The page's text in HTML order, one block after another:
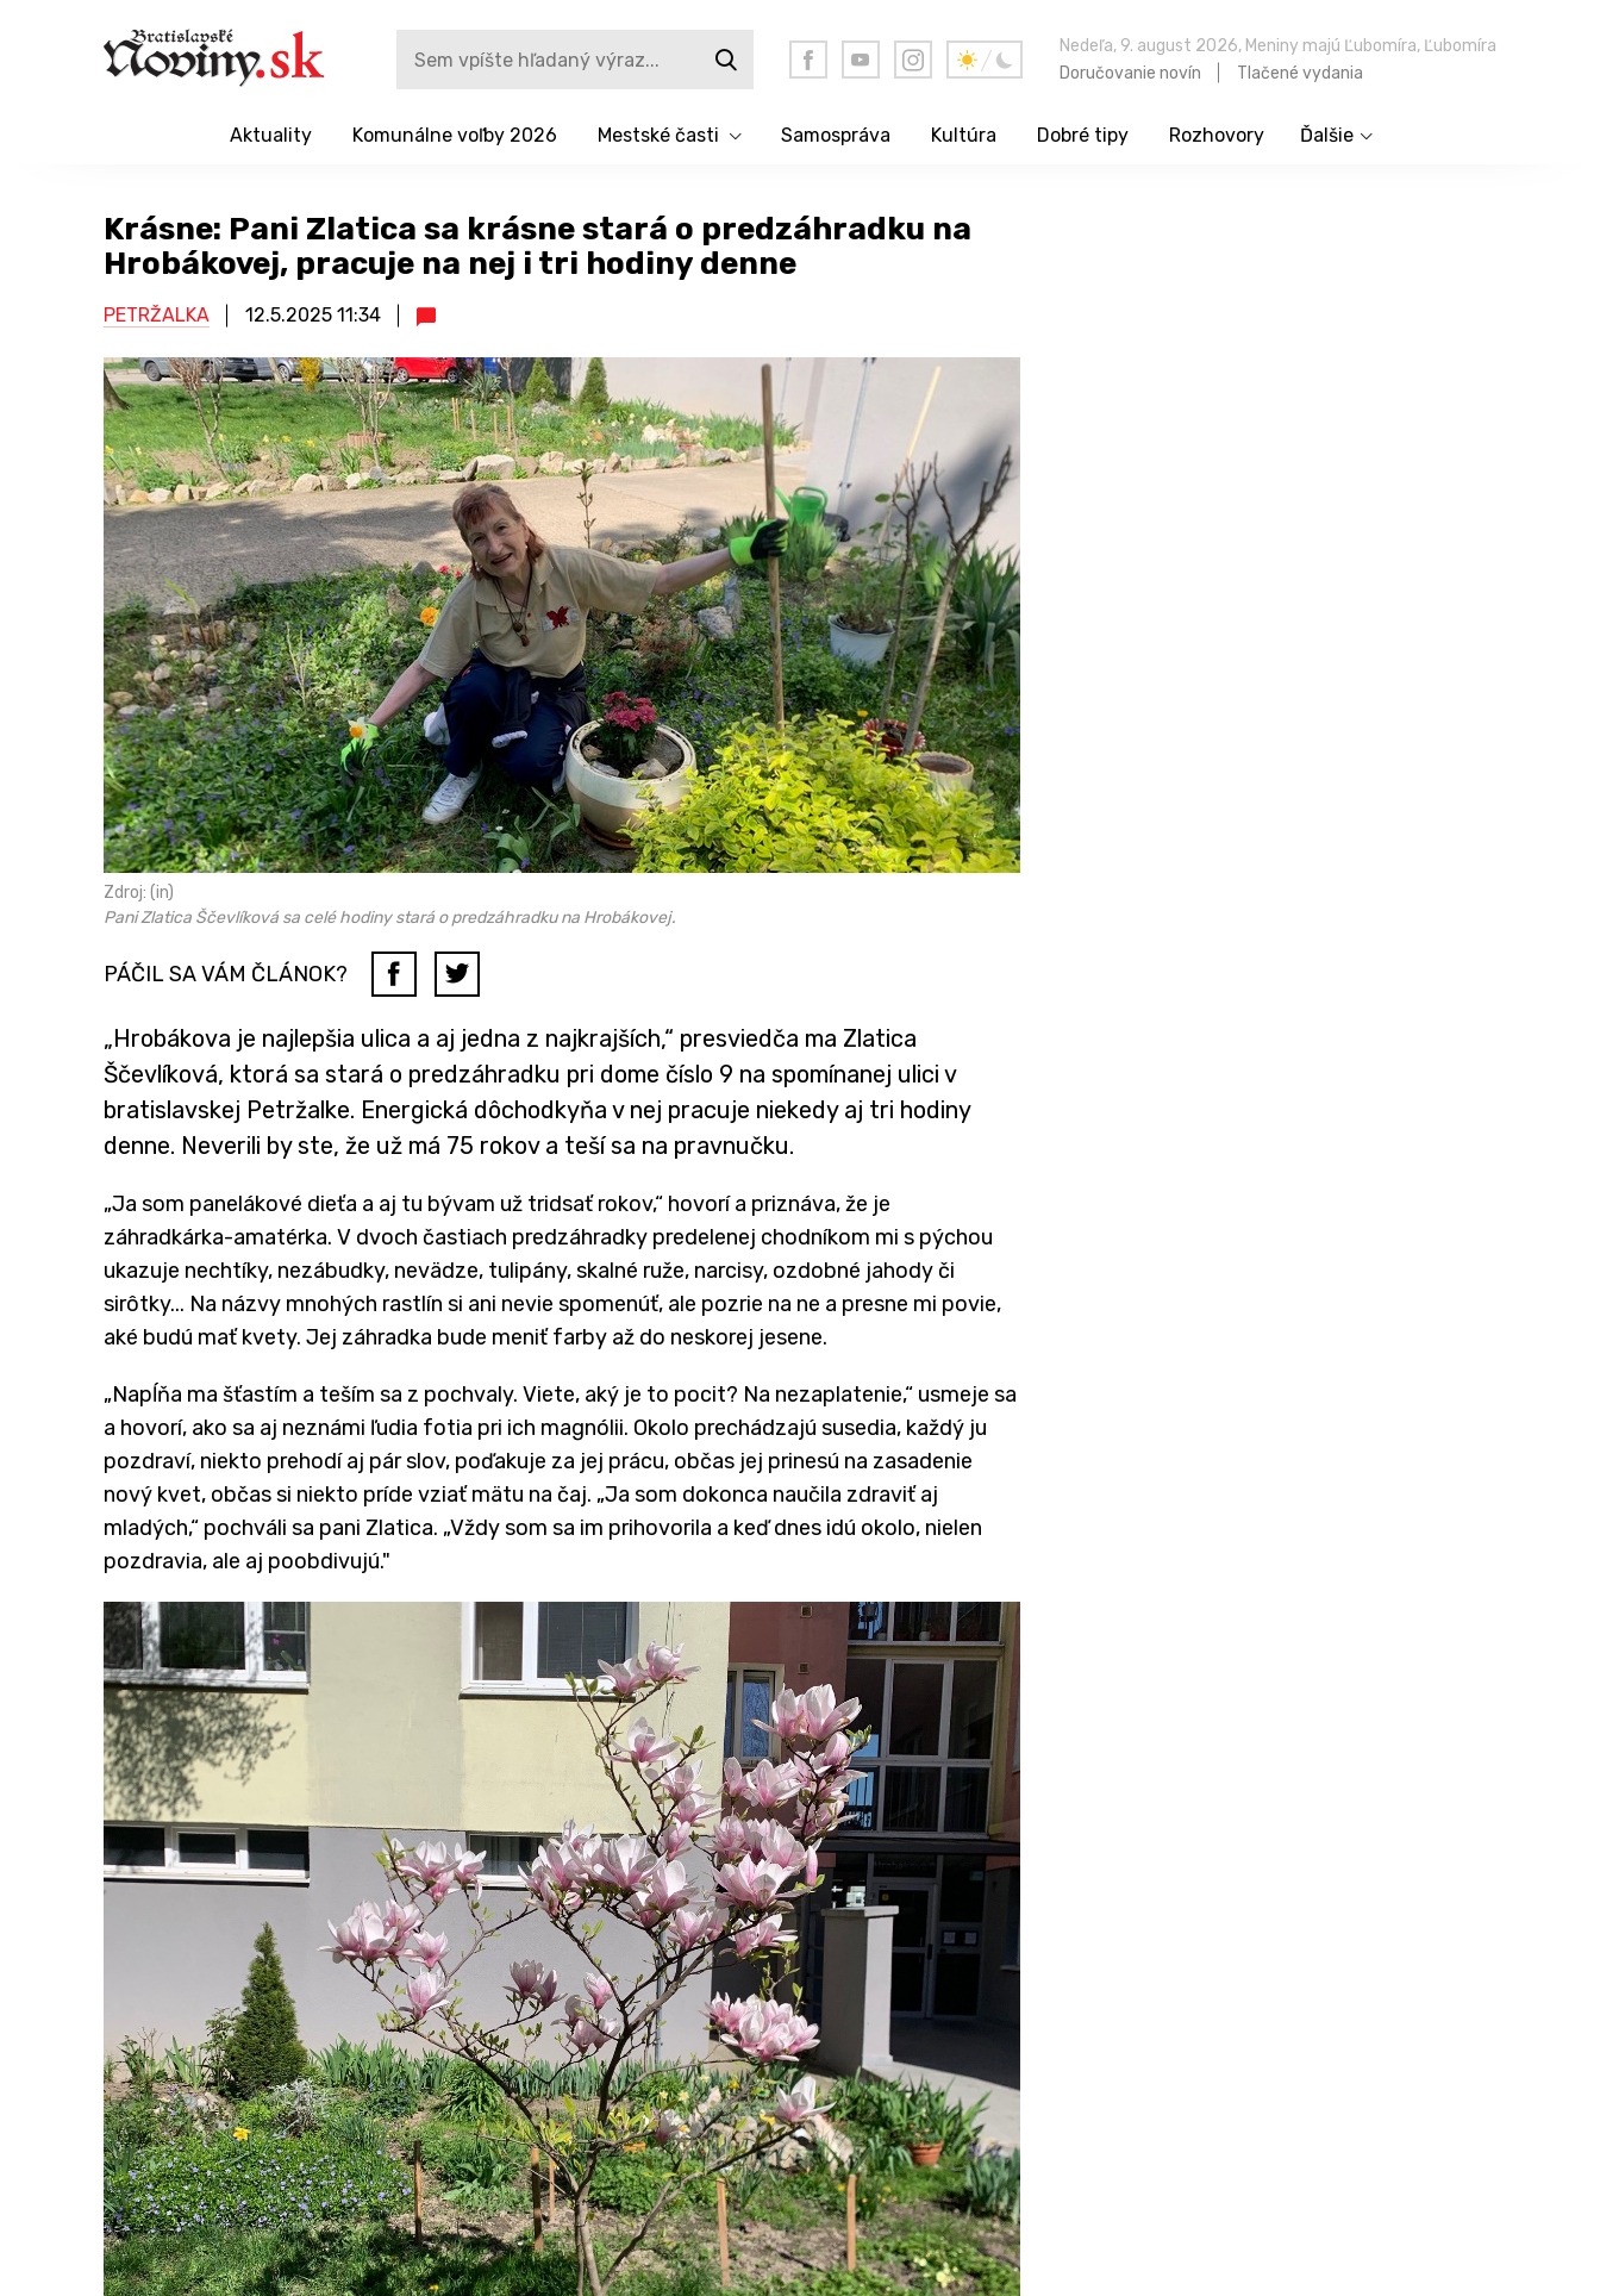
Nedeľa, 9. august 2026, Meniny majú Ľubomíra, Ľubomíra
Doručovanie novín
Tlačené vydania
Aktuality Komunálne voľby 2026 Mestské časti Samospráva Kultúra Dobré tipy Rozhovory Ďalšie
Krásne: Pani Zlatica sa krásne stará o predzáhradku na
Hrobákovej, pracuje na nej i tri hodiny denne
PETRŽALKA 12.5.2025 11:34
Zdroj: (in)
Pani Zlatica Ščevlíková sa celé hodiny stará o predzáhradku na Hrobákovej.
PÁČIL SA VÁM ČLÁNOK?
„Hrobákova je najlepšia ulica a aj jedna z najkrajších,“ presviedča ma Zlatica
Ščevlíková, ktorá sa stará o predzáhradku pri dome číslo 9 na spomínanej ulici v
bratislavskej Petržalke. Energická dôchodkyňa v nej pracuje niekedy aj tri hodiny
denne. Neverili by ste, že už má 75 rokov a teší sa na pravnučku.
„Ja som panelákové dieťa a aj tu bývam už tridsať rokov,“ hovorí a priznáva, že je
záhradkárka-amatérka. V dvoch častiach predzáhradky predelenej chodníkom mi s pýchou
ukazuje nechtíky, nezábudky, nevädze, tulipány, skalné ruže, narcisy, ozdobné jahody či
sirôtky... Na názvy mnohých rastlín si ani nevie spomenúť, ale pozrie na ne a presne mi povie,
aké budú mať kvety. Jej záhradka bude meniť farby až do neskorej jesene.
„Napĺňa ma šťastím a teším sa z pochvaly. Viete, aký je to pocit? Na nezaplatenie,“ usmeje sa
a hovorí, ako sa aj neznámi ľudia fotia pri ich magnólii. Okolo prechádzajú susedia, každý ju
pozdraví, niekto prehodí aj pár slov, poďakuje za jej prácu, občas jej prinesú na zasadenie
nový kvet, občas si niekto príde vziať mätu na čaj. „Ja som dokonca naučila zdraviť aj
mladých,“ pochváli sa pani Zlatica. „Vždy som sa im prihovorila a keď dnes idú okolo, nielen
pozdravia, ale aj poobdivujú."